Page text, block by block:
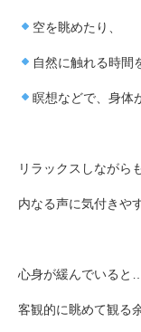
空を眺めたり、
自然に触れる時間
瞑想などで、身体
リラックスしながら
内なる声に気付きや
心身が緩んでいると
客観的に眺めて観る